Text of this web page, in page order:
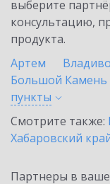
выберите
консультацию,
продукта.
Артем
Большой Камень
пункты
Смотрите также:
Хабаровский
Партнеры в